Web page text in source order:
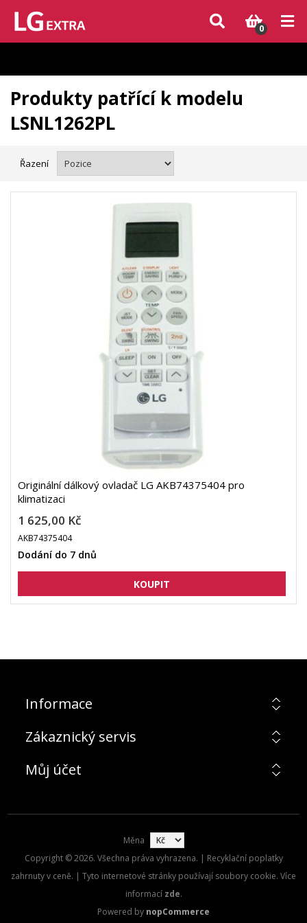
Vzhledem k aktuální situaci se může dodání dílů, které nejsou skladem,
zpozdit. Děkujeme za pochopení.
0
Produkty patřící k modelu
LSNL1262PL
Řazení
Originální dálkový ovladač LG AKB74375404 pro
klimatizaci
1 625,00 Kč
AKB74375404
Dodání do 7 dnů
Informace
Zákaznický servis
Můj účet
Měna
Copyright © 2026. Všechna práva vyhrazena. | Recyklační poplatky
zahrnuty v ceně. | Tyto internetové stránky používají soubory cookie. Více
informací zde.
Powered by nopCommerce